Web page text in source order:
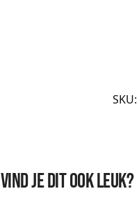
SKU:
Vind je dit ook leuk?